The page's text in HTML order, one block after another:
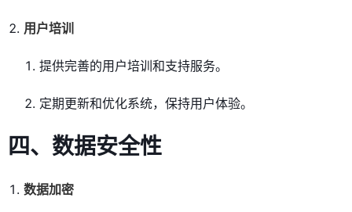
用户培训
提供完善的用户培训和支持服务。
定期更新和优化系统，保持用户体验。
四、数据安全性
数据加密